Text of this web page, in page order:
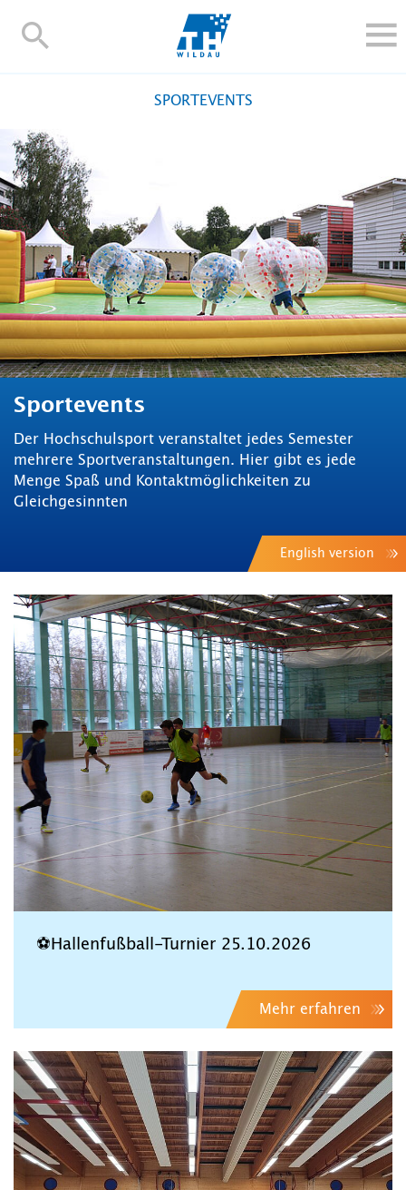
TH-
FORSCHUNG UND TRANSFER
ALUMNI
HOCHSCHULE
INTERNATIONAL
BESCHÄFTIGTE
Blogs Kontakt und Anfahrt Webmail Moodle
TH Online-Portal Personensuche English
SPORTEVENTS
Sportevents
Der Hochschulsport veranstaltet jedes Semester
mehrere Sportveranstaltungen. Hier gibt es jede
Menge Spaß und Kontaktmöglichkeiten zu
Gleichgesinnten
English version
⚽Hallenfußball-Turnier 25.10.2026
Mehr erfahren